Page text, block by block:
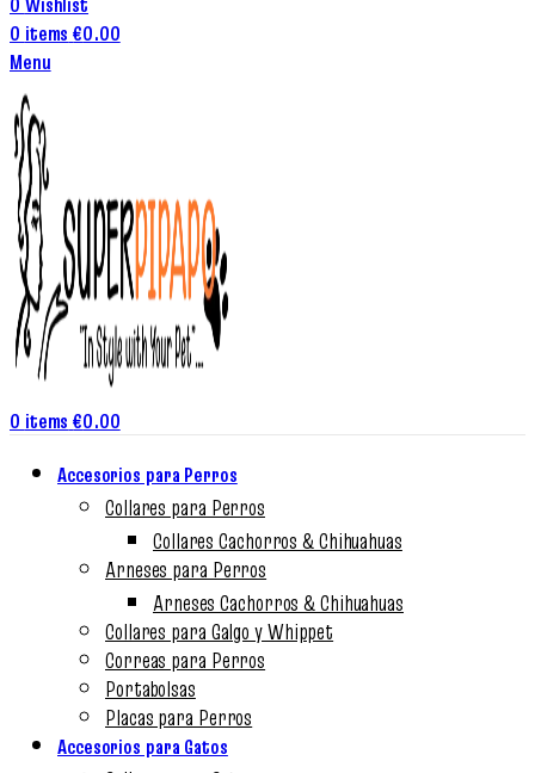
0 items €0.00
Menu
0 items €0.00
Accesorios para Perros
Collares para Perros
Collares Cachorros & Chihuahuas
Arneses para Perros
Arneses Cachorros & Chihuahuas
Collares para Galgo y Whippet
Correas para Perros
Portabolsas
Placas para Perros
Accesorios para Gatos